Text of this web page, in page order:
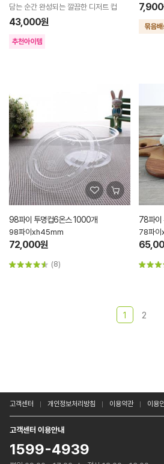
담는 순간 완성되는 깔끔한 디저트 컵
43,000원
98파이 투명컵6온스 1000개
98파이xh45mm
72,000원
(8)
78파이
78파
1 2
고객센터 개인정보처리방침 이용약관 이용
고객센터 이용안내
1599-4939